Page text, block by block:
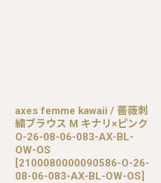
axes femme kawaii / 薔薇刺
繍ブラウス M キナリ×ピンク
O-26-08-06-083-AX-BL-
OW-OS
[2100080000090586-O-26-
08-06-083-AX-BL-OW-OS]